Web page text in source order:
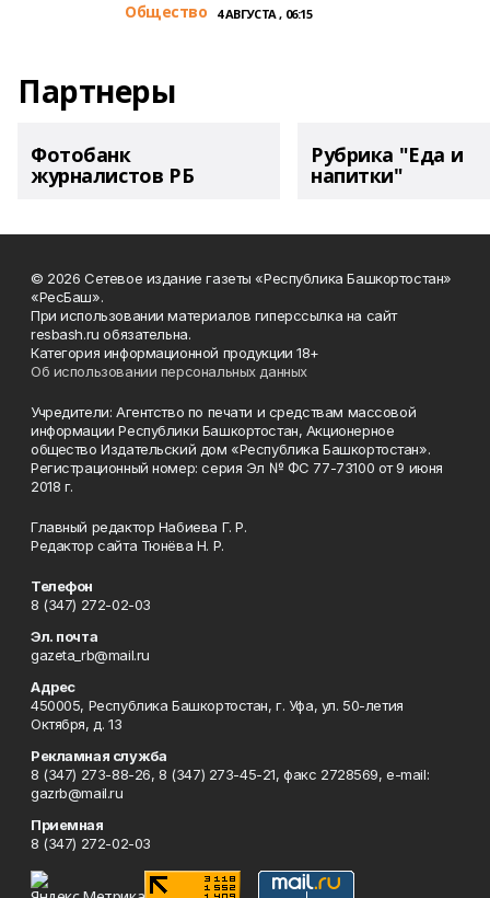
Общество 4 АВГУСТА , 06:15
Партнеры
Фотобанк
журналистов РБ
Рубрика "Еда и
напитки"
© 2026 Сетевое издание газеты «Республика Башкортостан»
«РесБаш».
При использовании материалов гиперссылка на сайт
resbash.ru обязательна.
Категория информационной продукции 18+
Об использовании персональных данных
Учредители: Агентство по печати и средствам массовой
информации Республики Башкортостан, Акционерное
общество Издательский дом «Республика Башкортостан».
Регистрационный номер: серия Эл № ФС 77-73100 от 9 июня
2018 г.
Главный редактор Набиева Г. Р.
Редактор сайта Тюнёва Н. Р.
Телефон
8 (347) 272-02-03
Эл. почта
gazeta_rb@mail.ru
Адрес
450005, Республика Башкортостан, г. Уфа, ул. 50-летия
Октября, д. 13
Рекламная служба
8 (347) 273-88-26, 8 (347) 273-45-21, факс 2728569, e-mail:
gazrb@mail.ru
Приемная
8 (347) 272-02-03